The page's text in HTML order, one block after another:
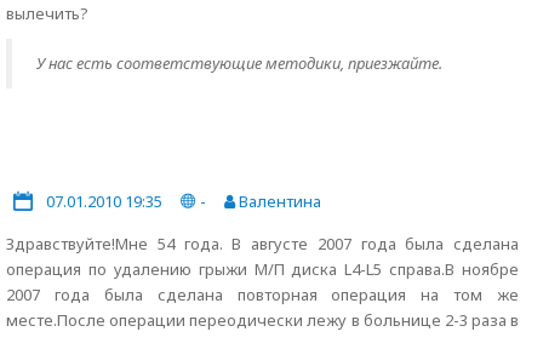
вылечить?
У нас есть соответствующие методики, приезжайте.
07.01.2010 19:35 -
Валентина
Здравствуйте!Мне 54 года. В августе 2007 года была сделана
операция по удалению грыжи М/П диска L4-L5 справа.В ноябре
2007 года была сделана повторная операция на том же
месте.После операции переодически лежу в больнице 2-3 раза в